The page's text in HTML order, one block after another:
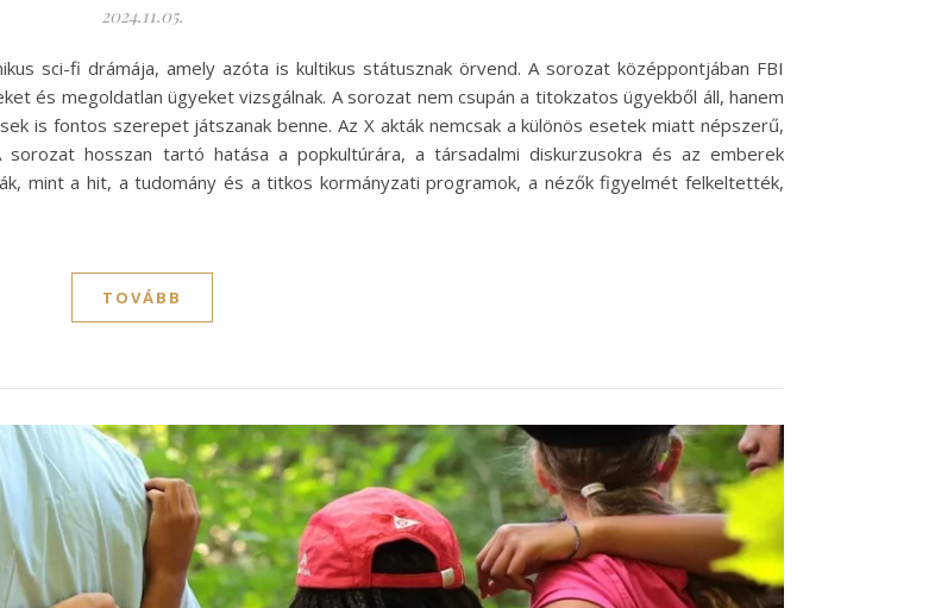
2024.11.05.
sci-fi drámája, amely azóta is kultikus státusznak örvend. A sorozat középpontjában FBI
és megoldatlan ügyeket vizsgálnak. A sorozat nem csupán a titokzatos ügyekből áll, hanem
is fontos szerepet játszanak benne. Az X akták nemcsak a különös esetek miatt népszerű,
hosszan tartó hatása a popkultúrára, a társadalmi diskurzusokra és az emberek
mint a hit, a tudomány és a titkos kormányzati programok, a nézők figyelmét felkeltették,
TOVÁBB